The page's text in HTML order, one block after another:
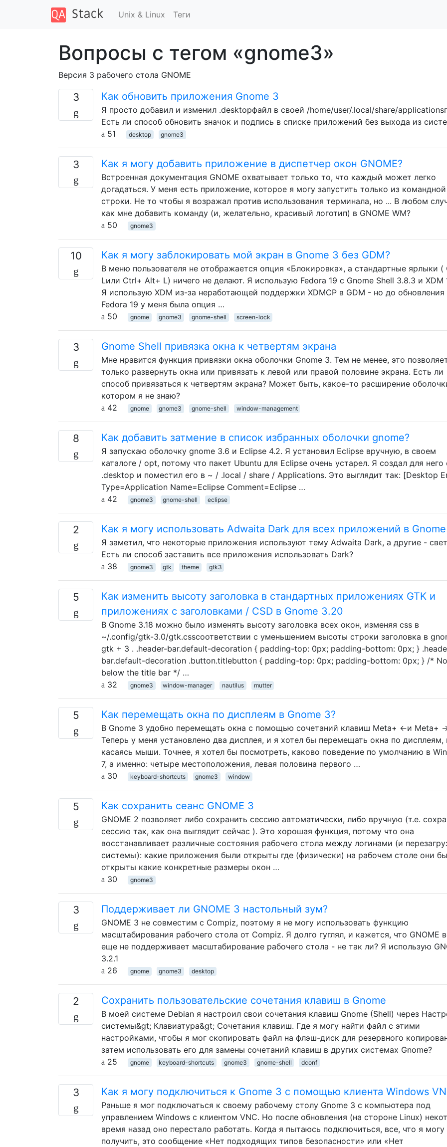
Unix & Linux Теги
Вопросы с тегом «gnome3»
Версия 3 рабочего стола GNOME
3 Как обновить приложения Gnome 3
Я просто добавил и изменил .desktopфайл в своей /home/user/.local/share/
Есть ли способ обновить значок и подпись в списке приложений без выхода из
51
desktop gnome3
3 Как я могу добавить приложение в диспетчер окон GNOME?
Встроенная документация GNOME охватывает только то, что каждый может легко
догадаться. У меня есть приложение, которое я могу запустить только из командной
строки. Не то чтобы я возражал против использования терминала, но ... В любом
как мне добавить команду (и, желательно, красивый логотип) в GNOME WM?
50
gnome3
10 Как я могу заблокировать мой экран в Gnome 3 без GDM?
В меню пользователя не отображается опция «Блокировка», а стандартные ярлыки (
Lили Ctrl+ Alt+ L) ничего не делают. Я использую Fedora 19 с Gnome Shell 3.8.3 и XDM
Я использую XDM из-за неработающей поддержки XDMCP в GDM - но до обновления
Fedora 19 у меня была опция …
50
gnome gnome3 gnome-shell screen-lock
3 Gnome Shell привязка окна к четвертям экрана
Мне нравится функция привязки окна оболочки Gnome 3. Тем не менее, это
только развернуть окна или привязать к левой или правой половине экрана. Есть ли
способ привязаться к четвертям экрана? Может быть, какое-то расширение
котором я не знаю?
42
gnome gnome3 gnome-shell window-management
8 Как добавить затмение в список избранных оболочки gnome?
Я запускаю оболочку gnome 3.6 и Eclipse 4.2. Я установил Eclipse вручную, в своем
каталоге / opt, потому что пакет Ubuntu для Eclipse очень устарел. Я создал для него
.desktop и поместил его в ~ / .local / share / Applications. Это выглядит так: [Desktop
Type=Application Name=Eclipse Comment=Eclipse …
42
gnome3 gnome-shell eclipse
2 Как я могу использовать Adwaita Dark для всех приложений в
Я заметил, что некоторые приложения используют тему Adwaita Dark, а другие -
Есть ли способ заставить все приложения использовать Dark?
38
gnome3 gtk theme gtk3
5
Как изменить высоту заголовка в стандартных приложениях GTK и
приложениях с заголовками / CSD в Gnome 3.20
В Gnome 3.18 можно было изменять высоту заголовка всех окон, изменяя css в
~/.config/gtk-3.0/gtk.cssсоответствии с уменьшением высоты строки заголовка в
gtk + 3 . .header-bar.default-decoration { padding-top: 0px; padding-bottom: 0px; }
bar.default-decoration .button.titlebutton { padding-top: 0px; padding-bottom: 0px; } /*
below the title bar */ …
32
gnome3 window-manager nautilus mutter
5 Как перемещать окна по дисплеям в Gnome 3?
В Gnome 3 удобно перемещать окна с помощью сочетаний клавиш Meta+ ←и Meta+
Теперь у меня установлено два дисплея, и я хотел бы перемещать окна по дисплеям,
касаясь мыши. Точнее, я хотел бы посмотреть, каково поведение по умолчанию в
7, а именно: четыре местоположения, левая половина первого …
30
keyboard-shortcuts gnome3 window
5 Как сохранить сеанс GNOME 3
GNOME 2 позволяет либо сохранить сессию автоматически, либо вручную (т.е.
сессию так, как она выглядит сейчас ). Это хорошая функция, потому что она
восстанавливает различные состояния рабочего стола между логинами (и
системы): какие приложения были открыты где (физически) на рабочем столе они
открыты какие конкретные размеры окон …
30
gnome3
3 Поддерживает ли GNOME 3 настольный зум?
GNOME 3 не совместим с Compiz, поэтому я не могу использовать функцию
масштабирования рабочего стола от Compiz. Я долго гуглял, и кажется, что GNOME
еще не поддерживает масштабирование рабочего стола - не так ли? Я использую
3.2.1
26
gnome gnome3 desktop
2 Сохранить пользовательские сочетания клавиш в Gnome
В моей системе Debian я настроил свои сочетания клавиш Gnome (Shell) через
системы&gt; Клавиатура&gt; Сочетания клавиш. Где я могу найти файл с этими
настройками, чтобы я мог скопировать файл на флэш-диск для резервного
затем использовать его для замены сочетаний клавиш в других системах Gnome?
25
gnome keyboard-shortcuts gnome3 gnome-shell dconf
3 Как я могу подключиться к Gnome 3 с помощью клиента Windows
Раньше я мог подключаться к своему рабочему столу Gnome 3 с компьютера под
управлением Windows с клиентом VNC. Но после обновления (на стороне Linux)
время назад оно перестало работать. Когда я пытаюсь подключиться, все, что я могу
получить, это сообщение «Нет подходящих типов безопасности» или «Нет